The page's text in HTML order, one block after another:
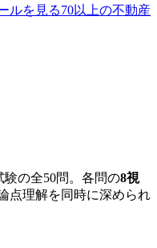
ルを見る70以上の不動産
の全50問。各問の8視
点理解を同時に深められ